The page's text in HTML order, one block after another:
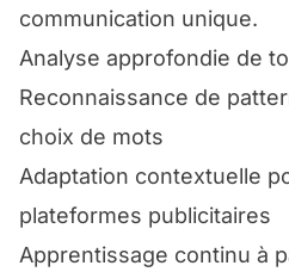
communication unique.
Analyse approfondie de
Reconnaissance de
choix de mots
Adaptation contextuelle
plateformes publicitaires
Apprentissage continu à